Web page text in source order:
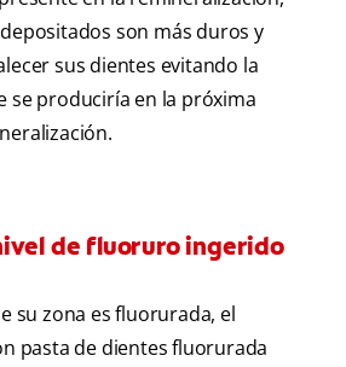
son más duros y
sus dientes evitando la
se produciría en la próxima
de fluoruro ingerido
su zona es fluorurada, el
pasta de dientes fluorurada